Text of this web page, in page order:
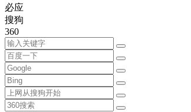
必应
搜狗
360